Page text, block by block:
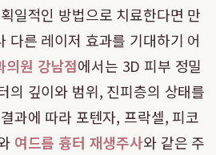
일적인 방법으로 치료한다면 만
다른 레이저 효과를 기대하기 어
의원 강남점에서는 3D 피부 정밀
의 깊이와 범위, 진피층의 상태를
과에 따라 포텐자, 프락셀, 피코
여드름 흉터 재생주사와 같은 주